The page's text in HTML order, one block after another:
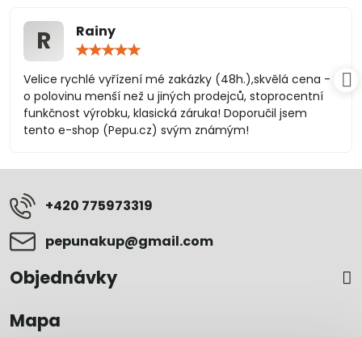
R Rainy
/
5
Velice rychlé vyřízení mé zakázky (48h.),skvělá cena -
o polovinu menší než u jiných prodejců, stoprocentní
funkčnost výrobku, klasická záruka! Doporučil jsem
tento e-shop (Pepu.cz) svým známým!
+420 775973319
pepunakup​@gmail​.com
Objednávky
Mapa